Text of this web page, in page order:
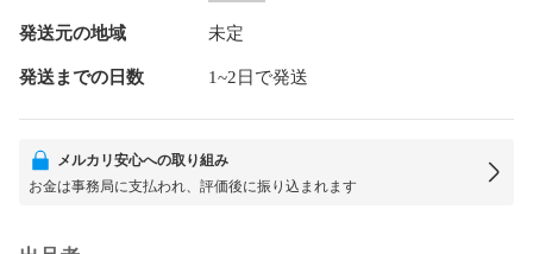
発送元の地域 未定
発送までの日数 1~2日で発送
メルカリ安心への取り組み
お金は事務局に支払われ、評価後に振り込まれます